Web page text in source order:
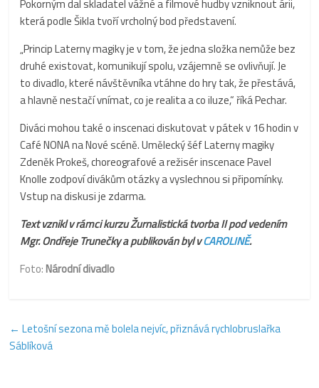
Pokorným dal skladatel vážné a filmové hudby vzniknout árii,
která podle Šikla tvoří vrcholný bod představení.
„Princip Laterny magiky je v tom, že jedna složka nemůže bez
druhé existovat, komunikují spolu, vzájemně se ovlivňují. Je
to divadlo, které návštěvníka vtáhne do hry tak, že přestává,
a hlavně nestačí vnímat, co je realita a co iluze,“ říká Pechar.
Diváci mohou také o inscenaci diskutovat v pátek v 16 hodin v
Café NONA na Nové scéně. Umělecký šéf Laterny magiky
Zdeněk Prokeš, choreografové a režisér inscenace Pavel
Knolle zodpoví divákům otázky a vyslechnou si připomínky.
Vstup na diskusi je zdarma.
Text vznikl v rámci kurzu Žurnalistická tvorba IIpod vedením
Mgr. Ondřeje Trunečky a publikován byl vCAROLINĚ.
Foto: Národní divadlo
← Letošní sezona mě bolela nejvíc, přiznává rychlobruslařka
Sáblíková